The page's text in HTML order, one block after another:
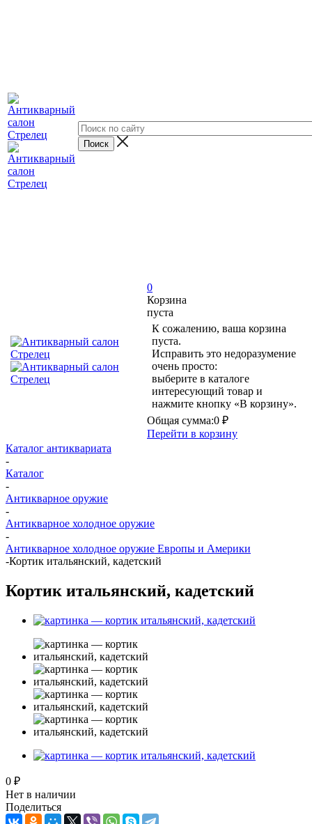
0
Корзина
пуста
К сожалению, ваша корзина
пуста.
Исправить это недоразумение
очень просто:
выберите в каталоге
интересующий товар и
нажмите кнопку «В корзину».
Общая сумма:0 ₽
Перейти в корзину
Каталог антиквариата
-
Каталог
-
Антикварное оружие
-
Антикварное холодное оружие
-
Антикварное холодное оружие Европы и Америки
-Кортик итальянский, кадетский
Кортик итальянский, кадетский
0 ₽
Нет в наличии
Поделиться